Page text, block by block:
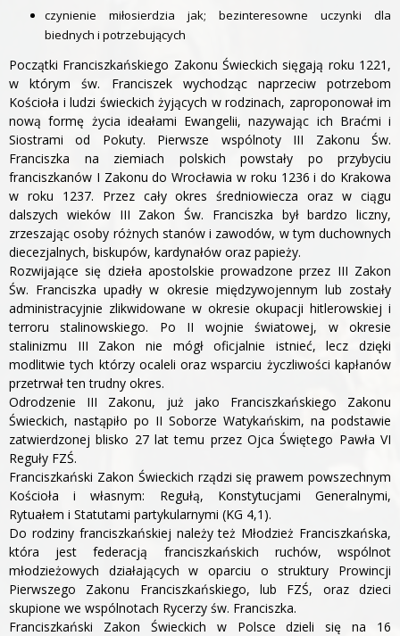
czynienie miłosierdzia jak; bezinteresowne uczynki dla
biednych i potrzebujących
Początki Franciszkańskiego Zakonu Świeckich sięgają roku 1221,
w którym św. Franciszek wychodząc naprzeciw potrzebom
Kościoła i ludzi świeckich żyjących w rodzinach, zaproponował im
nową formę życia ideałami Ewangelii, nazywając ich Braćmi i
Siostrami od Pokuty. Pierwsze wspólnoty III Zakonu Św.
Franciszka na ziemiach polskich powstały po przybyciu
franciszkanów I Zakonu do Wrocławia w roku 1236 i do Krakowa
w roku 1237. Przez cały okres średniowiecza oraz w ciągu
dalszych wieków III Zakon Św. Franciszka był bardzo liczny,
zrzeszając osoby różnych stanów i zawodów, w tym duchownych
diecezjalnych, biskupów, kardynałów oraz papieży.
Rozwijające się dzieła apostolskie prowadzone przez III Zakon
Św. Franciszka upadły w okresie międzywojennym lub zostały
administracyjnie zlikwidowane w okresie okupacji hitlerowskiej i
terroru stalinowskiego. Po II wojnie światowej, w okresie
stalinizmu III Zakon nie mógł oficjalnie istnieć, lecz dzięki
modlitwie tych którzy ocaleli oraz wsparciu życzliwości kapłanów
przetrwał ten trudny okres.
Odrodzenie III Zakonu, już jako Franciszkańskiego Zakonu
Świeckich, nastąpiło po II Soborze Watykańskim, na podstawie
zatwierdzonej blisko 27 lat temu przez Ojca Świętego Pawła VI
Reguły FZŚ.
Franciszkański Zakon Świeckich rządzi się prawem powszechnym
Kościoła i własnym: Regułą, Konstytucjami Generalnymi,
Rytuałem i Statutami partykularnymi (KG 4,1).
Do rodziny franciszkańskiej należy też Młodzież Franciszkańska,
która jest federacją franciszkańskich ruchów, wspólnot
młodzieżowych działających w oparciu o struktury Prowincji
Pierwszego Zakonu Franciszkańskiego, lub FZŚ, oraz dzieci
skupione we wspólnotach Rycerzy św. Franciszka.
Franciszkański Zakon Świeckich w Polsce dzieli się na 16